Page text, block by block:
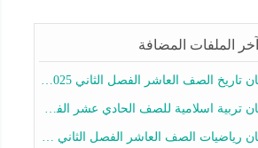
آخر الملفات المضافة
الصف العاشر الفصل الثاني 2025-2026
اسلامية للصف الحادي عشر الفصل الثاني 2025-2026
الصف العاشر الفصل الثاني 2025-2026